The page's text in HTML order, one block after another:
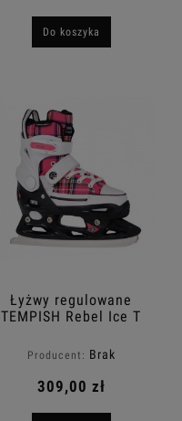
Do koszyka
Łyżwy regulowane
TEMPISH Rebel Ice T
Producent: Brak
309,00 zł